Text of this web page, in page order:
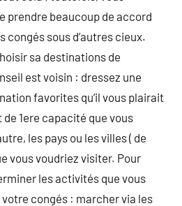
prendre beaucoup de accord
congés sous d’autres cieux.
sa destinations de
est voisin : dressez une
favorites qu’il vous plairait
1ere capacité que vous
les pays ou les villes ( de
vous voudriez visiter. Pour
les activités que vous
congés : marcher via les